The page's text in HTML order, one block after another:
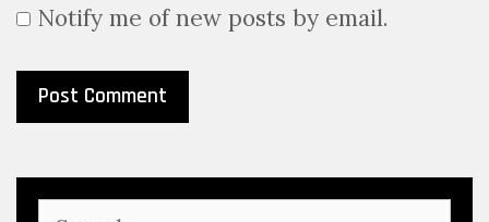
Notify me of new posts by email.